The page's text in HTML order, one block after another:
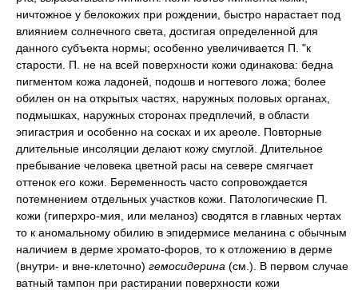
ничтожное у белокожих при рождении, быстро нарастает под
влиянием солнечного света, достигая определенной для
данного субъекта нормы; особенно увеличивается П. "к
старости. П. не на всей поверхности кожи одинакова: бедна
пигментом кожа ладоней, подошв и ногтевого ложа; более
обилен он на открытых частях, наружных половых органах,
подмышках, наружных сторонах предплечий, в области
эпигастрия и особенно на сосках и их ареоле. Повторные
длительные инсоляции делают кожу смуглой. Длительное
пребывание человека цветной расы на севере смягчает
оттенок его кожи. Беременность часто сопровождается
потемнением отдельных участков кожи. Патологические П.
кожи (гиперхро-мия, или меланоз) сводятся в главных чертах
то к аномальному обилию в эпидермисе меланина с обычным
наличием в дерме хромато-форов, то к отложению в дерме
(внутри- и вне-клеточно) гемосидерина (см.). В первом случае
ватный тампон при растирании поверхности кожи